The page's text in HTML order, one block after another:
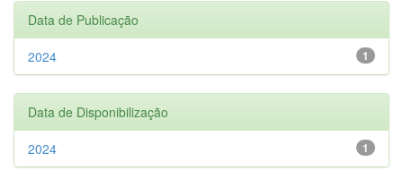
Data de Publicação
1
2024
Data de Disponibilização
1
2024